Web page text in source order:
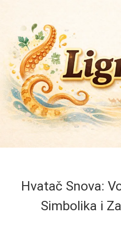
Hvatač Snova:
Simbolika i